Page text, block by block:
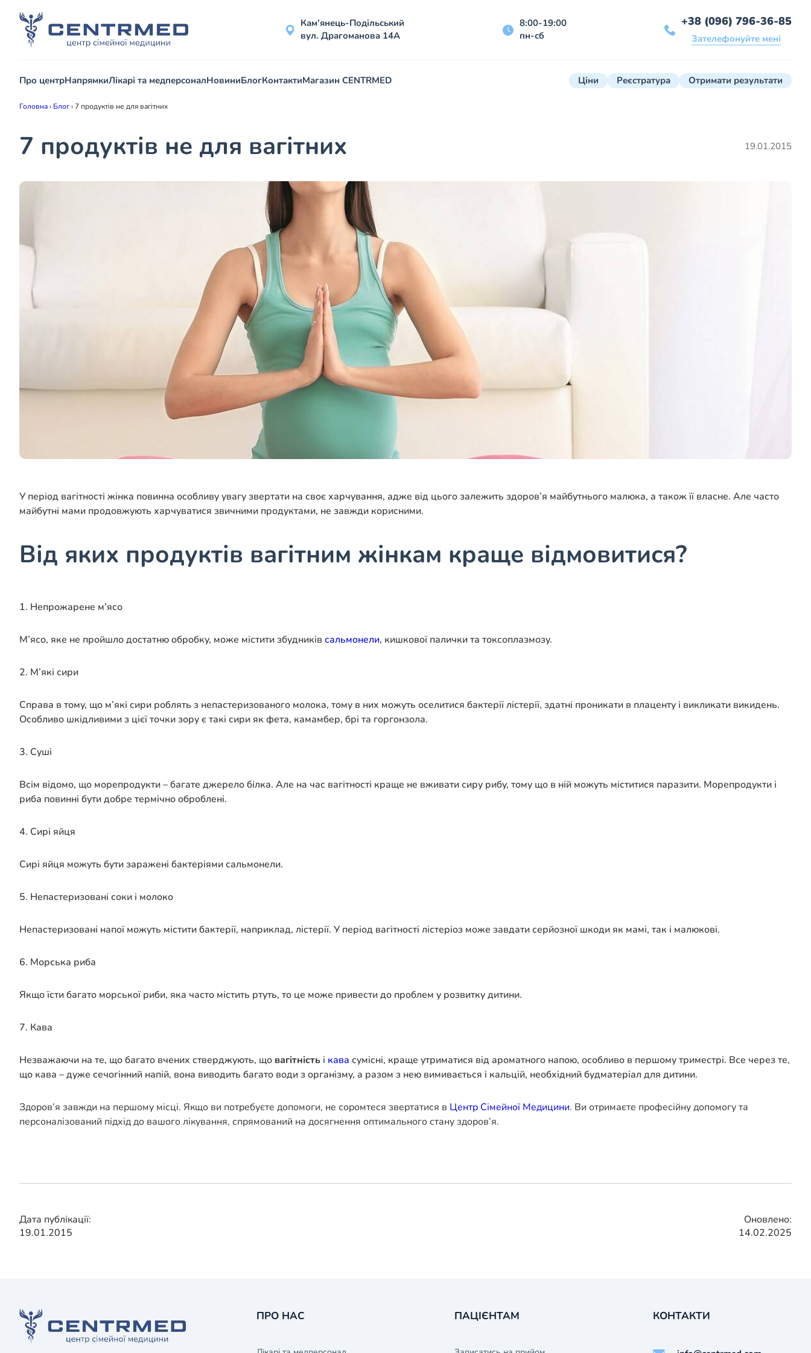
Кам’янець-Подільський
вул. Драгоманова 14А
8:00-19:00
пн-сб
+38 (096) 796-36-85
Зателефонуйте мені
Про центрНапрямкиЛікарі та медперсоналНовиниБлогКонтактиМагазин CENTRMED Ціни Реєстратура Отримати результати
Головна› Блог› 7 продуктів не для вагітних
7 продуктів не для вагітних 19.01.2015
У період вагітності жінка повинна особливу увагу звертати на своє харчування, адже від цього залежить здоров’я майбутнього малюка, а також її власне. Але часто
майбутні мами продовжують харчуватися звичними продуктами, не завжди корисними.
Від яких продуктів вагітним жінкам краще відмовитися?
1. Непрожарене м’ясо
М’ясо, яке не пройшло достатню обробку, може містити збудників сальмонели, кишкової палички та токсоплазмозу.
2. М’які сири
Справа в тому, що м’які сири роблять з непастеризованого молока, тому в них можуть оселитися бактерії лістерії, здатні проникати в плаценту і викликати викидень.
Особливо шкідливими з цієї точки зору є такі сири як фета, камамбер, брі та горгонзола.
3. Суші
Всім відомо, що морепродукти – багате джерело білка. Але на час вагітності краще не вживати сиру рибу, тому що в ній можуть міститися паразити. Морепродукти і
риба повинні бути добре термічно оброблені.
4. Сирі яйця
Сирі яйця можуть бути заражені бактеріями сальмонели.
5. Непастеризовані соки і молоко
Непастеризовані напої можуть містити бактерії, наприклад, лістерії. У період вагітності лістеріоз може завдати серйозної шкоди як мамі, так і малюкові.
6. Морська риба
Якщо їсти багато морської риби, яка часто містить ртуть, то це може привести до проблем у розвитку дитини.
7. Кава
Незважаючи на те, що багато вчених стверджують, що вагітність і кава сумісні, краще утриматися від ароматного напою, особливо в першому триместрі. Все через те,
що кава – дуже сечогінний напій, вона виводить багато води з організму, а разом з нею вимивається і кальцій, необхідний будматеріал для дитини.
Здоров’я завжди на першому місці. Якщо ви потребуєте допомоги, не соромтеся звертатися в Центр Сімейної Медицини. Ви отримаєте професійну допомогу та
персоналізований підхід до вашого лікування, спрямований на досягнення оптимального стану здоров’я.
Дата публікації:
19.01.2015
Оновлено:
14.02.2025
ПРО НАС ПАЦІЄНТАМ КОНТАКТИ